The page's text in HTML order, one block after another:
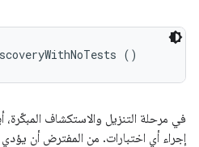
()
في مرحلة التنزيل والاستكشاف المبكّرة،
إجراء أي اختبارات. من المفترض أن